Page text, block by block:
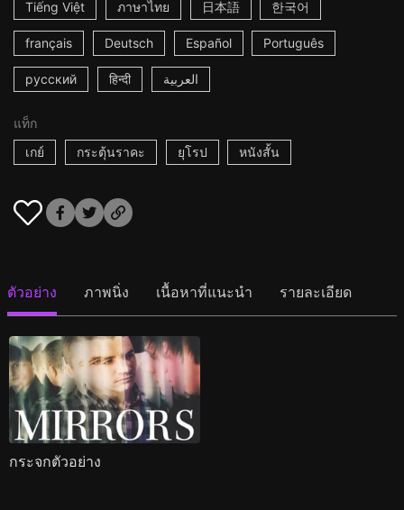
Tiếng Việt ภาษาไทย 日本語 한국어
français Deutsch Español Português
русский हिन्दी العربية
แท็ก
เกย์
กระตุ้นราคะ ยุโรป หนังสั้น
ตัวอย่าง ภาพนิ่ง เนื้อหาที่แนะนำ รายละเอียด
กระจกตัวอย่าง